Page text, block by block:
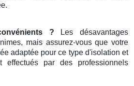
? Les désavantages
mais assurez-vous que votre
adaptée pour ce type d'isolation et
effectués par des professionnels